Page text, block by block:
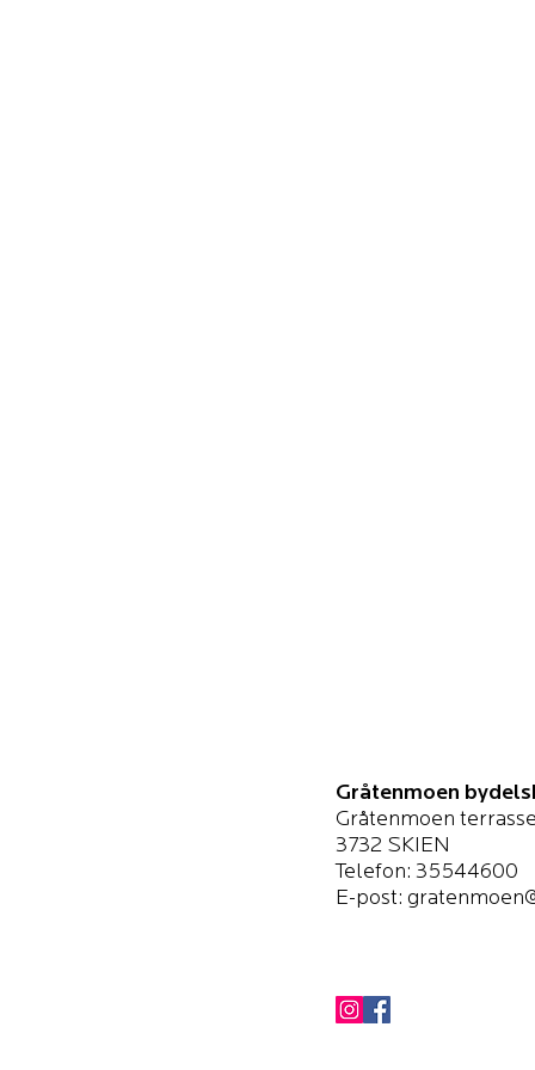
Gråtenmoen
Gråtenmoen
3732 SKIEN
Telefon: 35544600
E-post: